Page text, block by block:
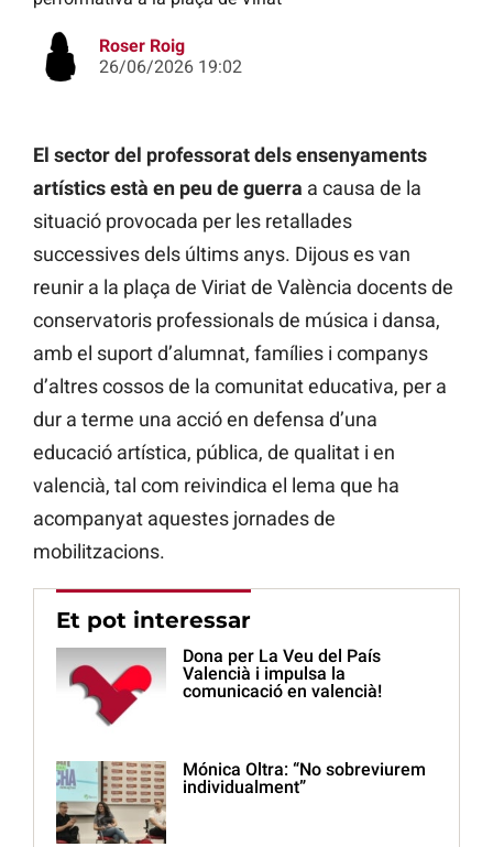
Roser Roig
26/06/2026 19:02
El sector del professorat dels ensenyaments
artístics està en peu de guerra a causa de la
situació provocada per les retallades
successives dels últims anys. Dijous es van
reunir a la plaça de Viriat de València docents de
conservatoris professionals de música i dansa,
amb el suport d’alumnat, famílies i companys
d’altres cossos de la comunitat educativa, per a
dur a terme una acció en defensa d’una
educació artística, pública, de qualitat i en
valencià, tal com reivindica el lema que ha
acompanyat aquestes jornades de
mobilitzacions.
Et pot interessar
Dona per La Veu del País
Valencià i impulsa la
comunicació en valencià!
Mónica Oltra: “No sobreviurem
individualment”